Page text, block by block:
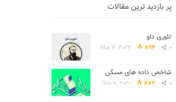
پر بازدید ترین مقالات
تئوری داو
Mar 7, 2022 894 0
شاخص داده های مسکن
Nov 6, 2021 872 0